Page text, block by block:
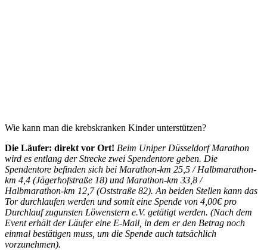
Wie kann man die krebskranken Kinder unterstützen?
Die Läufer: direkt vor Ort! Beim Uniper Düsseldorf Marathon
wird es entlang der Strecke zwei Spendentore geben. Die
Spendentore befinden sich bei Marathon-km 25,5 / Halbmarathon-
km 4,4 (Jägerhofstraße 18) und Marathon-km 33,8 /
Halbmarathon-km 12,7 (Oststraße 82). An beiden Stellen kann das
Tor durchlaufen werden und somit eine Spende von 4,00€ pro
Durchlauf zugunsten Löwenstern e.V. getätigt werden. (Nach dem
Event erhält der Läufer eine E-Mail, in dem er den Betrag noch
einmal bestätigen muss, um die Spende auch tatsächlich
vorzunehmen).